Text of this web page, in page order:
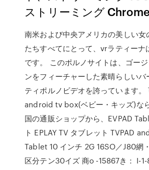
ストリーミング
南米および中央アメリカの美しい女
たちすべてにとって、vrラティーナ
です。 このポルノサイトは、ゴー
ンをフィーチャーした素晴らしいバ
ティポルノビデオを誇っています。
android tv box(ベビー・キッズ)な
国の通販ショップから、EVPAD
ト EPLAY TV タブレット TVPAD
Tablet 10 インチ 2G 16SO／J80網
区分テン30イズ 商o -15867き： I-